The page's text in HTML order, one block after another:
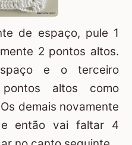
de espaço, pule 1
2 pontos altos.
e o terceiro
altos como
demais novamente
então vai faltar 4